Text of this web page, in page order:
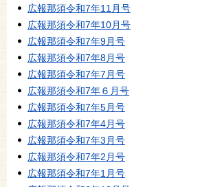
広報那須令和7年11月号
広報那須令和7年10月号
広報那須令和7年9月号
広報那須令和7年8月号
広報那須令和7年7月号
広報那須令和7年６月号
広報那須令和7年5月号
広報那須令和7年4月号
広報那須令和7年3月号
広報那須令和7年2月号
広報那須令和7年1月号